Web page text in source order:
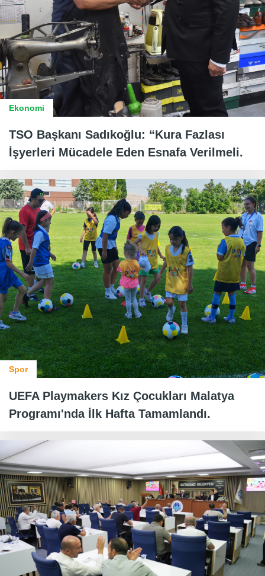
Ekonomi
TSO Başkanı Sadıkoğlu: “Kura Fazlası
İşyerleri Mücadele Eden Esnafa Verilmeli.
Spor
UEFA Playmakers Kız Çocukları Malatya
Programı'nda İlk Hafta Tamamlandı.